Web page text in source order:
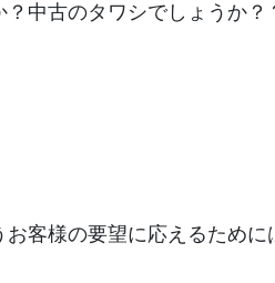
中古のタワシでしょうか？
お客様の要望に応えるため